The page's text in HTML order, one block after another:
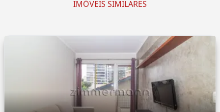
IMÓVEIS SIMILARES